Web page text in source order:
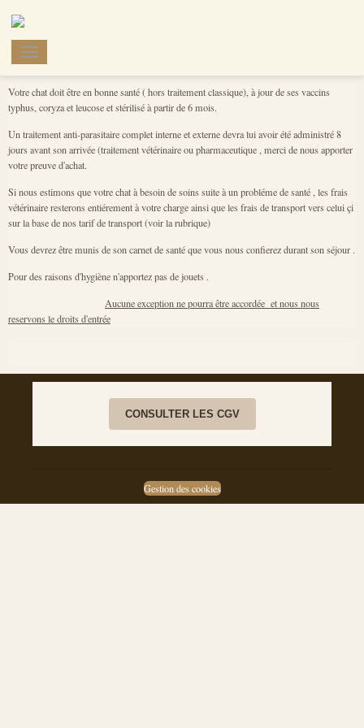
Votre chat doit être en bonne santé ( hors traitement classique), à jour de ses vaccins
typhus, coryza et leucose et stérilisé à partir de 6 mois.
Un traitement anti-parasitaire complet interne et externe devra lui avoir été administré 8
jours avant son arrivée (traitement vétérinaire ou pharmaceutique , merci de nous apporter
votre preuve d'achat.
Si nous estimons que votre chat à besoin de soins suite à un probléme de santé , les frais
vétérinaire resterons entiérement à votre charge ainsi que les frais de transport vers celui çi
sur la base de nos tarif de transport (voir la rubrique)
Vous devrez être munis de son carnet de santé que vous nous confierez durant son séjour .
Pour des raisons d'hygiène n'apportez pas de jouets .
Aucune exception ne pourra être accordée et nous nous
reservons le droits d'entrée
CONSULTER LES CGV
Gestion des cookies